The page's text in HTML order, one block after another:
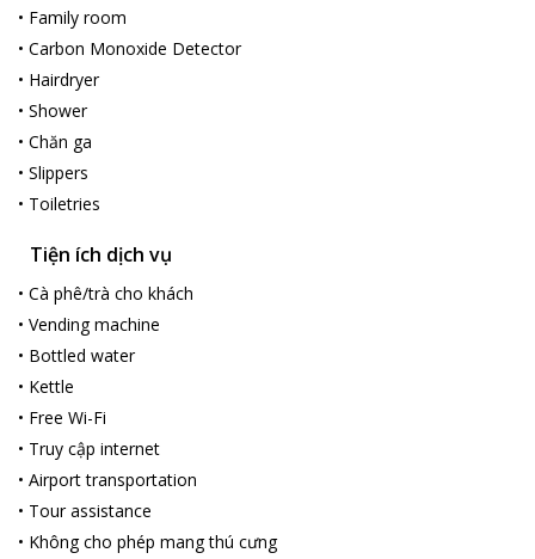
• Family room
• Carbon Monoxide Detector
• Hairdryer
• Shower
• Chăn ga
• Slippers
• Toiletries
Tiện ích dịch vụ
• Cà phê/trà cho khách
• Vending machine
• Bottled water
• Kettle
• Free Wi-Fi
• Truy cập internet
• Airport transportation
• Tour assistance
• Không cho phép mang thú cưng